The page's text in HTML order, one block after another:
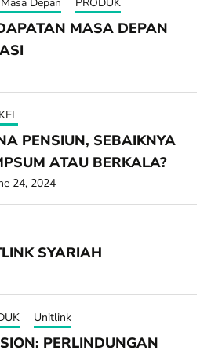
MASA DEPAN
PENSIUN, SEBAIKNYA
ATAU BERKALA?
24, 2024
SYARIAH
Unitlink
PERLINDUNGAN